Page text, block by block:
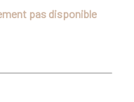
pas disponible